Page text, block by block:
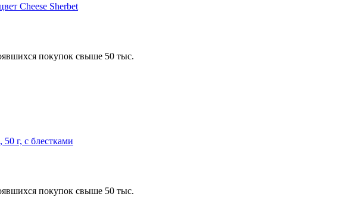
Cheese Sherbet
покупок свыше 50 тыс.
г, с блестками
покупок свыше 50 тыс.